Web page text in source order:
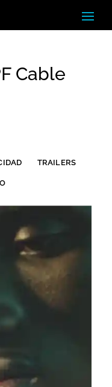
Cable
TRAILERS